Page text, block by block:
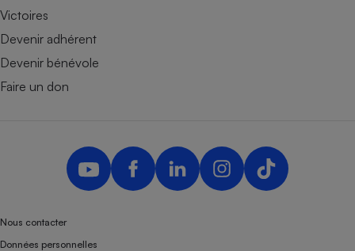
Victoires
Devenir adhérent
Devenir bénévole
Faire un don
Nous contacter
Données personnelles